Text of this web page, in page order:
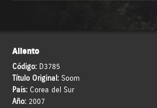
Aliento
Código: D3785
Título Original: Soom
País: Corea del Sur
Año: 2007